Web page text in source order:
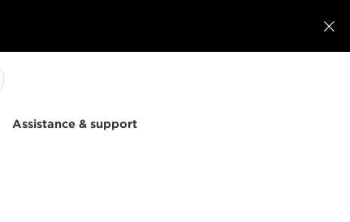

Assistance & support